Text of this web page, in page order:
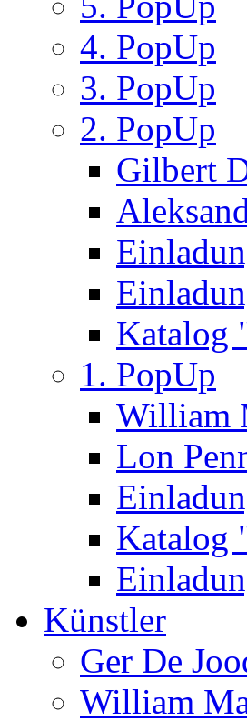
4. PopUp
3. PopUp
2. PopUp
Gilbert
Katalog
1. PopUp
William
Lon
Katalog
Künstler
Ger De
William